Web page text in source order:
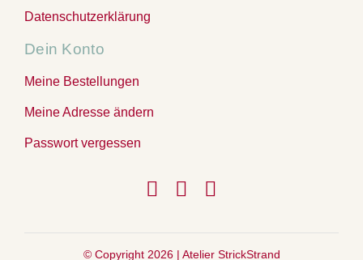
Datenschutzerklärung
Dein Konto
Meine Bestellungen
Meine Adresse ändern
Passwort vergessen
© Copyright 2026 | Atelier StrickStrand